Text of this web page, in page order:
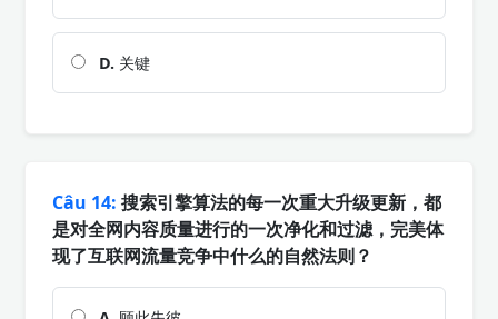
D. 关键
Câu 14: 搜索引擎算法的每一次重大升级更新，都
是对全网内容质量进行的一次净化和过滤，完美体
现了互联网流量竞争中什么的自然法则？